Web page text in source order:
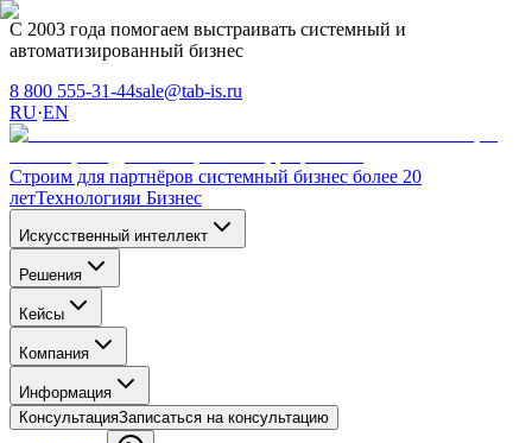
С 2003 года помогаем выстраивать системный и
автоматизированный бизнес
8 800 555-31-44sale@tab-is.ru
RU·EN
Строим для партнёров системный бизнес более 20
летТехнологияи Бизнес
Искусственный интеллект
Решения
Кейсы
Компания
Информация
КонсультацияЗаписаться на консультацию